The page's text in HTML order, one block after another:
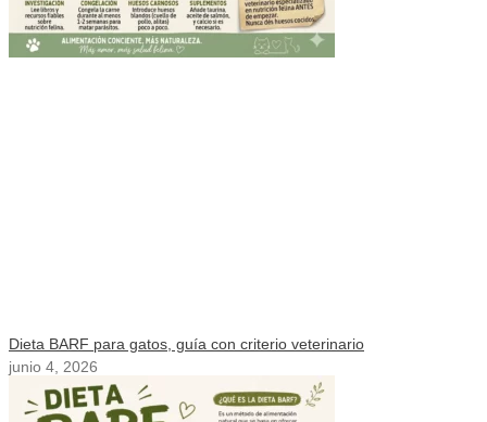
Dieta BARF para gatos, guía con criterio veterinario
junio 4, 2026